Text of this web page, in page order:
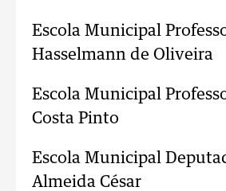
Escola Municipal
Hasselmann de Oliveira
Escola Municipal
Costa Pinto
Escola Municipal
Almeida César